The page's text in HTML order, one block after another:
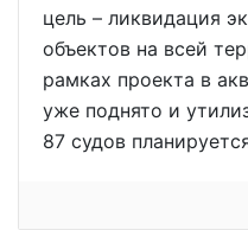
цель – ликвидация
объектов на всей
рамках проекта в
уже поднято и
87 судов